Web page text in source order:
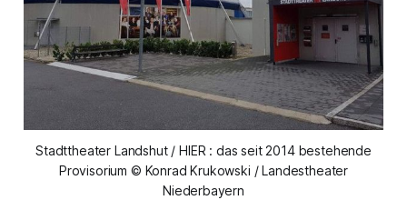
Stadttheater Landshut / HIER : das seit 2014 bestehende
Provisorium © Konrad Krukowski / Landestheater
Niederbayern